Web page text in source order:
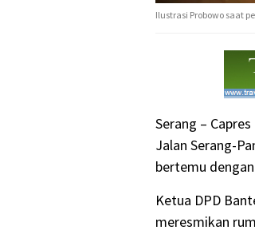
Ilustrasi Probowo saat
Serang –
Jalan Serang-
bertemu
Ketua DPD
meresmikan